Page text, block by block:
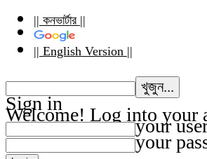
|| কনভার্টার ||
|| English Version ||
Sign in
Welcome! Log into your
your
your